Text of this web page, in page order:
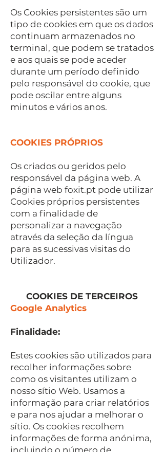
Os Cookies persistentes são um
tipo de cookies em que os dados
continuam armazenados no
terminal, que podem se tratados
e aos quais se pode aceder
durante um período definido
pelo responsável do cookie, que
pode oscilar entre alguns
minutos e vários anos.
COOKIES PRÓPRIOS
Os criados ou geridos pelo
responsável da página web. A
página web foxit.pt pode utilizar
Cookies próprios persistentes
com a finalidade de
personalizar a navegação
através da seleção da língua
para as sucessivas visitas do
Utilizador.
COOKIES DE TERCEIROS
Google Analytics
Finalidade:
Estes cookies são utilizados para
recolher informações sobre
como os visitantes utilizam o
nosso sítio Web. Usamos a
informação para criar relatórios
e para nos ajudar a melhorar o
sítio. Os cookies recolhem
informações de forma anónima,
incluindo o número de